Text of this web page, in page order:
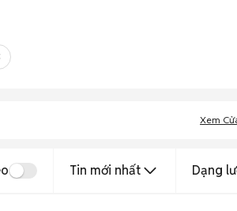
Xem
Tin mới nhất Dạng